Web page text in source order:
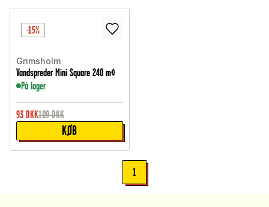
-15%
Grimsholm
Vandspreder Mini Square 240 m²
På lager
93 DKK109 DKK
KØB
1